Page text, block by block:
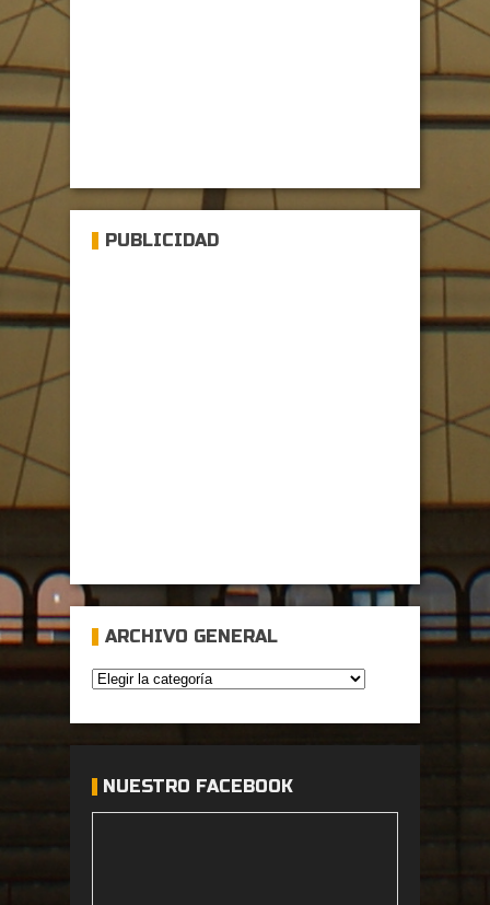
PUBLICIDAD
ARCHIVO GENERAL
NUESTRO FACEBOOK